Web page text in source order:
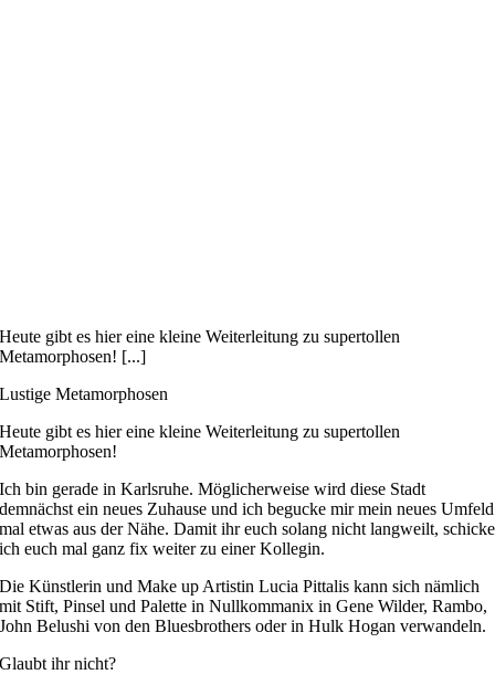
Heute gibt es hier eine kleine Weiterleitung zu supertollen
Metamorphosen! [...]
Lustige Metamorphosen
Heute gibt es hier eine kleine Weiterleitung zu supertollen
Metamorphosen!
Ich bin gerade in Karlsruhe. Möglicherweise wird diese Stadt
demnächst ein neues Zuhause und ich begucke mir mein neues Umfeld
mal etwas aus der Nähe. Damit ihr euch solang nicht langweilt, schicke
ich euch mal ganz fix weiter zu einer Kollegin.
Die Künstlerin und Make up Artistin Lucia Pittalis kann sich nämlich
mit Stift, Pinsel und Palette in Nullkommanix in Gene Wilder, Rambo,
John Belushi von den Bluesbrothers oder in Hulk Hogan verwandeln.
Glaubt ihr nicht?